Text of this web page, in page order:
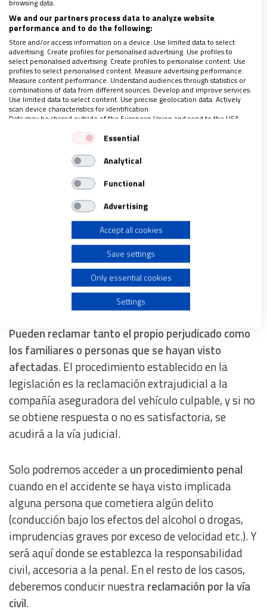
otro.
La existencia de un daño derivado de esa
acción u omisión, como son las lesiones,
gastos y daños materiales causados.
La existencia de un daño derivado de esa
acción u omisión, como son las lesiones,
gastos y daños materiales causados.
Un nexo de causalidad entre la acción
culposa y el resultado dañoso, de forma que
los daños causados sean consecuencia
únicamente de la conducta negligente del
conductor.
En casos en los queambos implicados hubieran
podido tener parte de culpa, hablamos de una
concurrencia de culpas, que puede aminorar en
parte la indemnización final, pero
perdemos el derecho a ser indemnizados
Pueden reclamar tanto el propio perjudicado como
los familiares o personas que se hayan visto
afectadas. El procedimiento establecido en la
legislación es la reclamación extrajudicial a la
compañía aseguradora del vehículo culpable, y si no
se obtiene respuesta o no es satisfactoria, se
acudirá a la vía judicial.
Solo podremos acceder aun procedimiento penal
cuando en el accidente se haya visto implicada
alguna persona que cometiera algún delito
(conducción bajo los efectos del alcohol o drogas,
imprudencias graves por exceso de velocidad etc.). Y
será aquí donde se establezca la responsabilidad
civil, accesoria a la penal. En el resto de los casos,
deberemos conducir nuestrareclamación por la vía
civil.
We and our partners process data to analyze website
performance and to do the following:
Store and/or access information on a device. Use limited data to select
advertising. Create profiles for personalised advertising. Use profiles to
select personalised advertising. Create profiles to personalise content. Use
profiles to select personalised content. Measure advertising performance.
Measure content performance. Understand audiences through statistics or
combinations of data from different sources. Develop and improve services.
Use limited data to select content. Use precise geolocation data. Actively
scan device characteristics for identification.
Data may be shared outside of the European Union and send to the USA.
Your consent and the cookie policy applies solely to this website/app.
View Partner List (1 IAB Vendors)
We use your data for the following purposes:
IAB processing purposes:
Use limited data to select advertising
Create profiles for personalised advertising
Use profiles to select personalised advertising
Create profiles to personalise content
Use profiles to select personalised content
Measure advertising performance
Measure content performance
Understand audiences through statistics or combinations
of data from different sources
Develop and improve services
Use limited data to select content
IAB Special Features:
Use precise geolocation data
Essential
Analytical
Functional
Advertising
Accept all cookies
Save settings
Only essential cookies
Settings